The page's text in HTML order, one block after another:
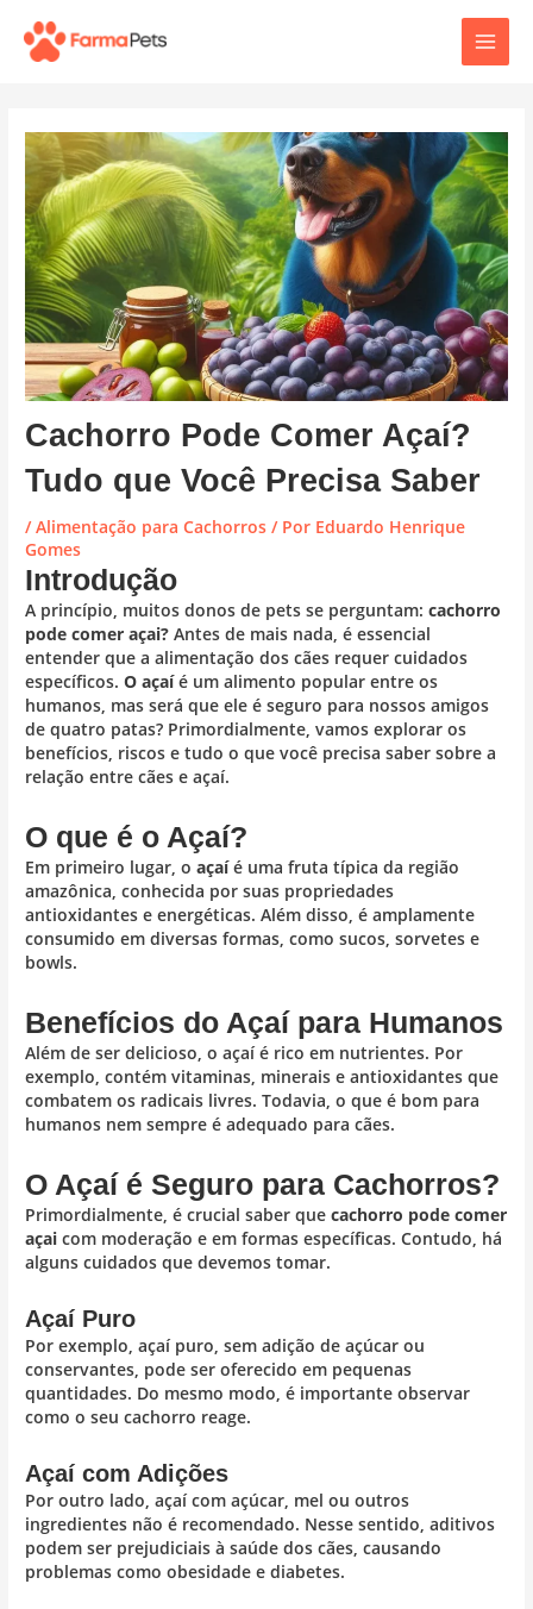
para
Main
Cachorro Pode Comer Açaí?
Tudo que Você Precisa Saber
/Alimentação para Cachorros / Por Eduardo Henrique
Gomes
Introdução
A princípio, muitos donos de pets se perguntam:cachorro
pode comer açai? Antes de mais nada, é essencial
entender que a alimentação dos cães requer cuidados
específicos.O açaíé um alimento popular entre os
humanos, mas será que ele é seguro para nossos amigos
de quatro patas? Primordialmente, vamos explorar os
benefícios, riscos e tudo o que você precisa saber sobre a
relação entre cães e açaí.
O que é o Açaí?
Em primeiro lugar, oaçaíé uma fruta típica da região
amazônica, conhecida por suas propriedades
antioxidantes e energéticas. Além disso, é amplamente
consumido em diversas formas, como sucos, sorvetes e
bowls.
Benefícios do Açaí para Humanos
Além de ser delicioso, o açaí é rico em nutrientes. Por
exemplo, contém vitaminas, minerais e antioxidantes que
combatem os radicais livres. Todavia, o que é bom para
humanos nem sempre é adequado para cães.
O Açaí é Seguro para Cachorros?
Primordialmente, é crucial saber quecachorro pode comer
açai com moderação e em formas específicas. Contudo, há
alguns cuidados que devemos tomar.
Açaí Puro
Por exemplo, açaí puro, sem adição de açúcar ou
conservantes, pode ser oferecido em pequenas
quantidades. Do mesmo modo, é importante observar
como o seu cachorro reage.
Açaí com Adições
Por outro lado, açaí com açúcar, mel ou outros
ingredientes não é recomendado. Nesse sentido, aditivos
podem ser prejudiciais à saúde dos cães, causando
problemas como obesidade e diabetes.
navigation